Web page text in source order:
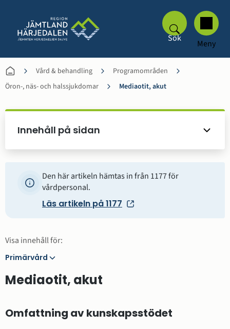
Sök Meny
Vård & behandling
Programområden
Öron-, näs- och halssjukdomar
Mediaotit, akut
Innehåll på sidan
Den här artikeln hämtas in från 1177 för
vårdpersonal.
Läs artikeln på 1177
Visa innehåll för:
Primärvård
Primärvård
Mediaotit, akut
Omfattning av kunskapsstödet